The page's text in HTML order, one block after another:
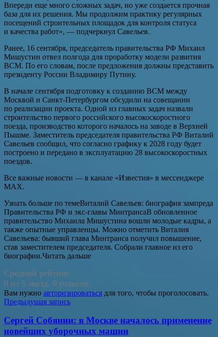
Впереди еще много сложных задач, но уже создается прочная
база для их решения. Мы продолжим практику регулярных
посещений строительных площадок для контроля статуса
и качества работ», — подчеркнул Савельев.
Ранее, 16 сентября, председатель правительства РФ Михаил
Мишустин отвел полгода для проработку модели развития
ВСМ. По его словам, после предложения должны представить
президенту России Владимиру Путину.
В начале сентября подготовку к созданию ВСМ между
Москвой и Санкт-Петербургом обсудили на совещании
по реализации проекта. Одной из главных задач назвали
строительство первого российского высокоскоростного
поезда, производство которого началось на заводе в Верхней
Пышме. Заместитель председателя правительства РФ Виталий
Савельев сообщил, что согласно графику к 2028 году будет
построено и передано в эксплуатацию 28 высокоскоростных
поездов.
Все важные новости — в канале «Известия» в мессенджере
МАХ.
Узнать больше по темеВиталий Савельев: биография зампреда
Правительства РФ и экс-главы МинтрансаВ обновленное
правительство Михаила Мишустина вошли молодые кадры, а
также опытные управленцы. Можно отметить Виталия
Савельева: бывший глава Минтранса получил повышение,
став заместителем председателя. Собрали главное из его
биографии.Читать дальше
Средний рейтинг
0 из 5 звезд. 0 голосов.
Вам нужно авторизироваться для того, чтобы проголосовать.
Навигация
по
записям
Предыдущая запись
Сергей Собянин: в Москве началось применение
новейших уборочных машин